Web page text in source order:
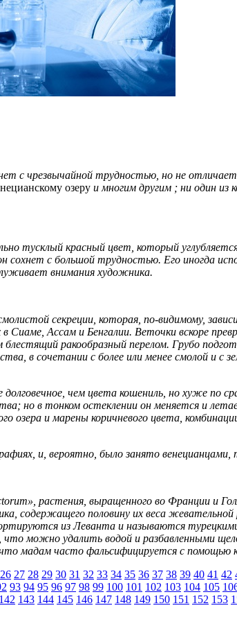
с чрезвычайной трудностью, но не
озеру и многим другим ; ни один из
тусклый красный цвет, который
сохнет с большой трудностью. Его иногда
внимания художника.
секреции, которая, по-видимому,
в Сиаме, Ассам и Бенгалии. Веточки вскоре
ракообразный перелом. Грубо
в сочетании с более или менее смолой и с
долговечное, чем цвета кошениль, но хуже по
но в тонком остеклении он меняется и
озера и марены коричневого цвета,
и, вероятно, было занято
растения, выращенного во Франции и
содержащего половину их веса
из Леванта и называются
можно удалить водой и разбавленными
мадам часто фальсифицируется с помощью
26 27 28 29 30 31 32 33 34 35 36 37 38 39 40 41 42
93 94 95 96 97 98 99 100 101 102 103 104 105
142 143 144 145 146 147 148 149 150 151 152 153